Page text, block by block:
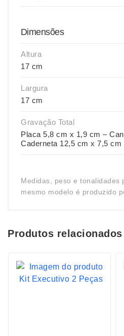
Dimensões
Altura
17 cm
Largura
17 cm
Gravação Total
Placa 5,8 cm x 1,9 cm –
Caderneta 12,5 cm x 7,5 cm
Medidas, peso e tonalidades
mesmo modelo é produzido
Produtos relacionados